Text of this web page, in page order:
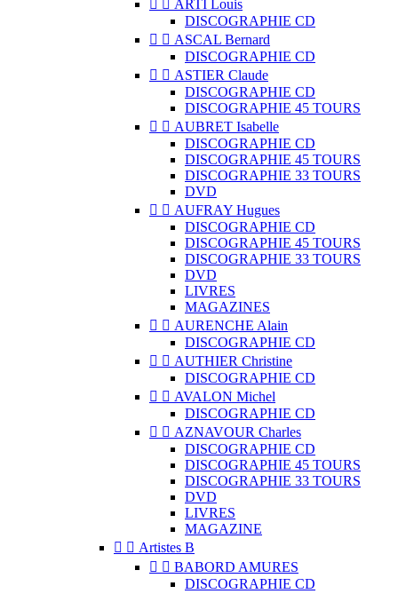
  ARTI Louis
DISCOGRAPHIE CD
  ASCAL Bernard
DISCOGRAPHIE CD
  ASTIER Claude
DISCOGRAPHIE CD
DISCOGRAPHIE 45 TOURS
  AUBRET Isabelle
DISCOGRAPHIE CD
DISCOGRAPHIE 45 TOURS
DISCOGRAPHIE 33 TOURS
DVD
  AUFRAY Hugues
DISCOGRAPHIE CD
DISCOGRAPHIE 45 TOURS
DISCOGRAPHIE 33 TOURS
DVD
LIVRES
MAGAZINES
  AURENCHE Alain
DISCOGRAPHIE CD
  AUTHIER Christine
DISCOGRAPHIE CD
  AVALON Michel
DISCOGRAPHIE CD
  AZNAVOUR Charles
DISCOGRAPHIE CD
DISCOGRAPHIE 45 TOURS
DISCOGRAPHIE 33 TOURS
DVD
LIVRES
MAGAZINE
  Artistes B
  BABORD AMURES
DISCOGRAPHIE CD